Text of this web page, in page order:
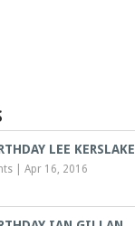
LEE KERSLAKE
| Apr 16, 2016